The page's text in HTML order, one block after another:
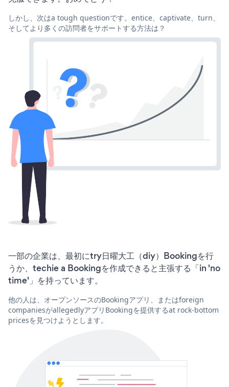
しかし、次はa tough questionです。entice、captivate、turn、
そしてより多くの訪問者をサポートする方法は？
一部の企業は、最初にtry日曜大工（diy）Bookingを行
うか、techie a Bookingを作成できると主張する「in 'no
time'」を持っています。
他の人は、オープンソースのBookingアプリ、またはforeign
companiesがallegedlyアプリBookingを提供するat rock-bottom
pricesを見つけようとします。